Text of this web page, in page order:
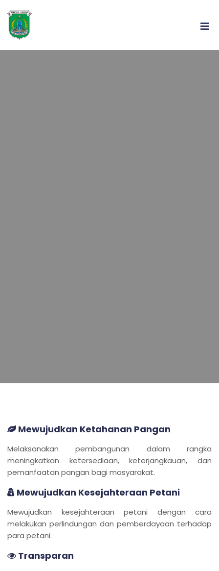
Mewujudkan Ketahanan Pangan
Melaksanakan pembangunan dalam rangka
meningkatkan ketersediaan, keterjangkauan, dan
pemanfaatan pangan bagi masyarakat.
Mewujudkan Kesejahteraan Petani
Mewujudkan kesejahteraan petani dengan cara
melakukan perlindungan dan pemberdayaan terhadap
para petani.
Transparan